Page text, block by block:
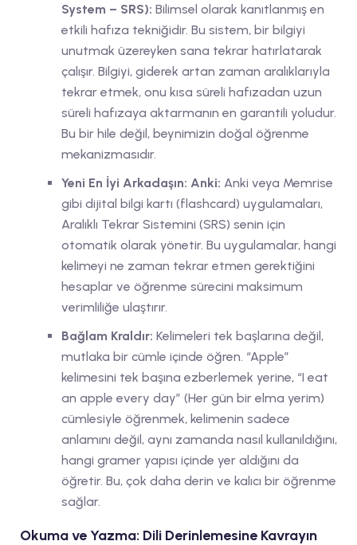
System – SRS): Bilimsel olarak kanıtlanmış en
etkili hafıza tekniğidir. Bu sistem, bir bilgiyi
unutmak üzereyken sana tekrar hatırlatarak
çalışır. Bilgiyi, giderek artan zaman aralıklarıyla
tekrar etmek, onu kısa süreli hafızadan uzun
süreli hafızaya aktarmanın en garantili yoludur.
Bu bir hile değil, beynimizin doğal öğrenme
mekanizmasıdır.
Yeni En İyi Arkadaşın: Anki: Anki veya Memrise
gibi dijital bilgi kartı (flashcard) uygulamaları,
Aralıklı Tekrar Sistemini (SRS) senin için
otomatik olarak yönetir. Bu uygulamalar, hangi
kelimeyi ne zaman tekrar etmen gerektiğini
hesaplar ve öğrenme sürecini maksimum
verimliliğe ulaştırır.
Bağlam Kraldır: Kelimeleri tek başlarına değil,
mutlaka bir cümle içinde öğren. “Apple”
kelimesini tek başına ezberlemek yerine, “I eat
an apple every day” (Her gün bir elma yerim)
cümlesiyle öğrenmek, kelimenin sadece
anlamını değil, aynı zamanda nasıl kullanıldığını,
hangi gramer yapısı içinde yer aldığını da
öğretir. Bu, çok daha derin ve kalıcı bir öğrenme
sağlar.
Okuma ve Yazma: Dili Derinlemesine Kavrayın